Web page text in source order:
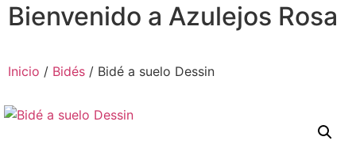
Bienvenido a Azulejos Rosa
Inicio / Bidés / Bidé a suelo Dessin